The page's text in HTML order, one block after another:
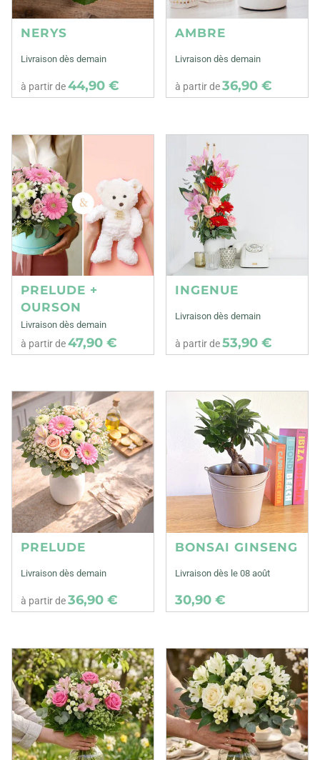
NERYS
Livraison dès demain
à partir de44,90 €
AMBRE
Livraison dès demain
à partir de36,90 €
PRELUDE +
OURSON
Livraison dès demain
à partir de47,90 €
INGENUE
Livraison dès demain
à partir de53,90 €
PRELUDE
Livraison dès demain
à partir de36,90 €
BONSAI GINSENG
Livraison dès le 08 août
30,90 €